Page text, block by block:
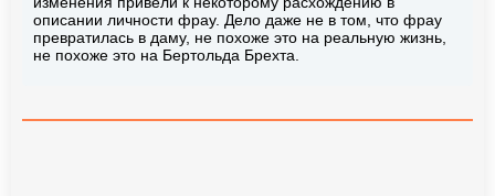
описании личности фрау. Дело даже не в том, что фрау
превратилась в даму, не похоже это на реальную жизнь,
не похоже это на Бертольда Брехта.